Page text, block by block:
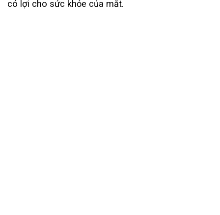
có lợi cho sức khỏe của mắt.